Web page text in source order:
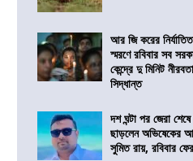
আর জি করের
স্মরণে রবিবার সব
কেন্দ্রে দু মিনিট
সিদ্ধান্ত
দশ ঘন্টা পর জেরা
ছাড়লেন অভিষেকের
সুমিত রায়, রবিবার